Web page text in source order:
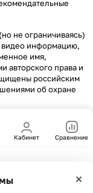
не ограничиваясь)
видео информацию,
имя,
авторского права и
российским
об охране
×
Кабинет Сравнение